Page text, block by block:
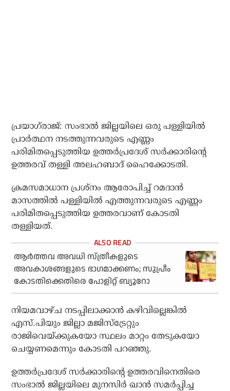
പ്രയാഗ്‌രാജ്: സംഭാല്‍ ജില്ലയിലെ ഒരു പള്ളിയില്‍
പ്രാര്‍ത്ഥന നടത്തുന്നവരുടെ എണ്ണം
പരിമിതപ്പെടുത്തിയ ഉത്തര്‍പ്രദേശ് സര്‍ക്കാരിന്റെ
ഉത്തരവ് തള്ളി അലഹബാദ് ഹൈക്കോടതി.
ക്രമസമാധാന പ്രശ്‌നം ആരോപിച്ച് റമദാന്‍
മാസത്തില്‍ പള്ളിയില്‍ എത്തുന്നവരുടെ എണ്ണം
പരിമിതപ്പെടുത്തിയ ഉത്തരവാണ് കോടതി
തള്ളിയത്.
ആര്‍ത്തവ അവധി സ്ത്രീകളുടെ
അവകാശങ്ങളുടെ ഭാഗമാക്കണം; സുപ്രീം
കോടതിക്കെതിരെ പോളിറ്റ് ബ്യൂറോ
നിയമവാഴ്ച നടപ്പിലാക്കാന്‍ കഴിവില്ലെങ്കില്‍
എസ്.പിയും ജില്ലാ മജിസ്‌ട്രേറ്റും
രാജിവെയ്ക്കുകയോ സ്ഥലം മാറ്റം തേടുകയോ
ചെയ്യണമെന്നും കോടതി പറഞ്ഞു.
ഉത്തര്‍പ്രദേശ് സര്‍ക്കാരിന്റെ ഉത്തരവിനെതിരെ
സംഭാല്‍ ജില്ലയിലെ മുനസിര്‍ ഖാന്‍ സമര്‍പ്പിച്ച